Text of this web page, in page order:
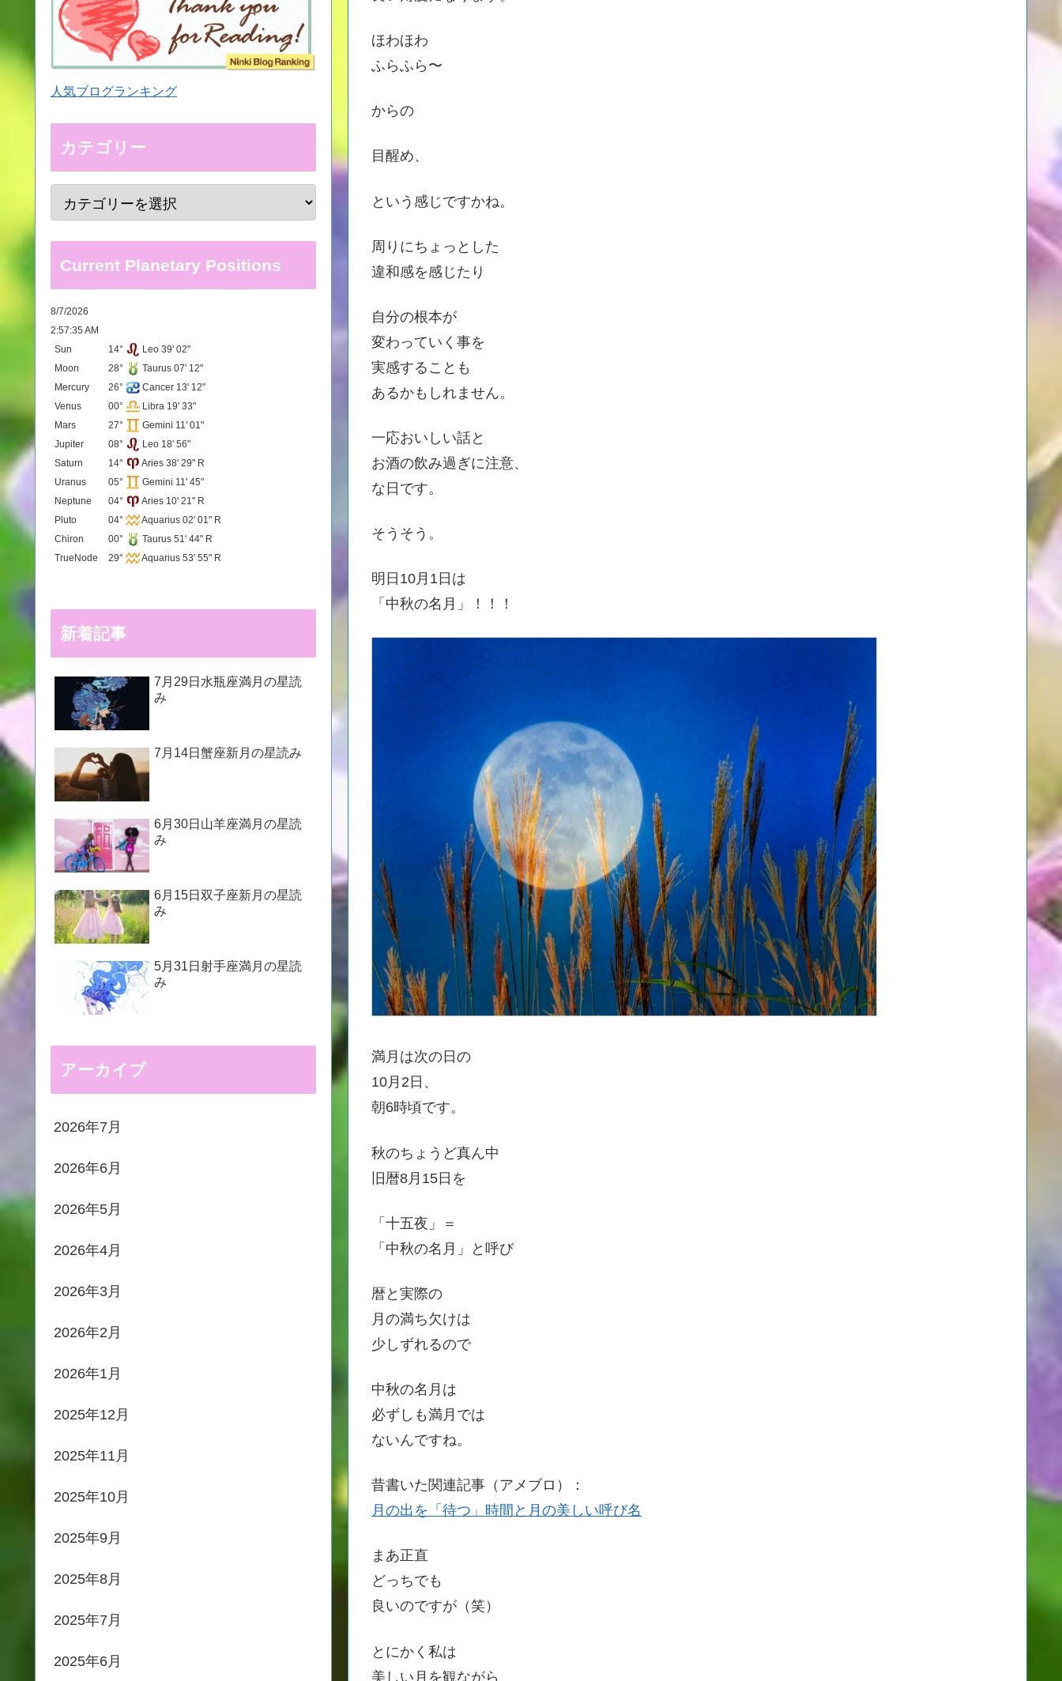
ほわほわ
ふらふら〜
からの
目醒め、
という感じですかね。
周りにちょっとした
違和感を感じたり
自分の根本が
変わっていく事を
実感することも
あるかもしれません。
一応おいしい話と
お酒の飲み過ぎに注意、
な日です。
そうそう。
明日10月1日は
「中秋の名月」！！！
満月は次の日の
10月2日、
朝6時頃です。
秋のちょうど真ん中
旧暦8月15日を
「十五夜」＝
「中秋の名月」と呼び
暦と実際の
月の満ち欠けは
少しずれるので
中秋の名月は
必ずしも満月では
ないんですね。
昔書いた関連記事（アメブロ）：
月の出を「待つ」時間と月の美しい呼び名
まあ正直
どっちでも
良いのですが（笑）
とにかく私は
美しい月を観ながら
人気ブログランキング
カテゴリー
Current Planetary Positions
8/7/2026
2:57:35 AM
Sun
14°
Leo 39' 02"
Moon
28°
Taurus 07' 12"
Mercury
26°
Cancer 13' 12"
Venus
00°
Libra 19' 33"
Mars
27°
Gemini 11' 01"
Jupiter
08°
Leo 18' 56"
Saturn
14°
Aries 38' 29" R
Uranus
05°
Gemini 11' 45"
Neptune
04°
Aries 10' 21" R
Pluto
04°
Aquarius 02' 01" R
Chiron
00°
Taurus 51' 44" R
TrueNode
29° Aquarius 53' 55" R
新着記事
7月29日水瓶座満月の星読
み
7月14日蟹座新月の星読み
6月30日山羊座満月の星読
み
6月15日双子座新月の星読
み
5月31日射手座満月の星読
み
アーカイブ
2026年7月
2026年6月
2026年5月
2026年4月
2026年3月
2026年2月
2026年1月
2025年12月
2025年11月
2025年10月
2025年9月
2025年8月
2025年7月
2025年6月